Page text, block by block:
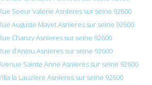
Soeur Valerie Asnieres sur seine 92600
Auguste Mayet Asnieres sur seine 92600
Chanzy Asnieres sur seine 92600
d’Anjou Asnieres sur seine 92600
Sainte Anne Asnieres sur seine 92600
la Lauziere Asnieres sur seine 92600